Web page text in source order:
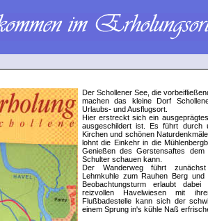
Der Schollener See, die
machen das kleine Dorf
Urlaubs- und Ausflugsort.
Hier erstreckt sich ein
ausgeschildert ist. Es führt durch
Kirchen und schönen
lohnt die Einkehr in die
Genießen des Gerstensaftes dem
Schulter schauen kann.
Der Wanderweg führt
Lehmkuhle zum Rauhen Berg
Beobachtungsturm erlaubt
reizvollen Havelwiesen mit
Flußbadestelle kann sich der
einem Sprung in's kühle Naß